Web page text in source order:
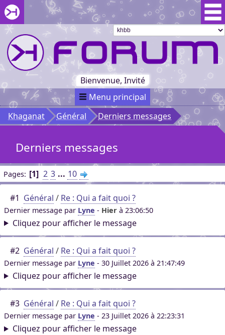
Aller au menu du forum
Aller au contenu du forum
Aller à la recherche dans le forum
Passer le
menu
Khaganat
Retour
au début
du menu
Khaganat
Bienvenue, Invité
Menu principal
Khaganat
Général Derniers messages
Derniers messages
Pages 1 2 3 ... 10
#1 Général / Re : Qui a fait quoi ?
Dernier message par Lyne - Hier à 23:06:50
Cliquez pour afficher le message
#2 Général / Re : Qui a fait quoi ?
Dernier message par Lyne - 30 Juillet 2026 à 21:47:49
Cliquez pour afficher le message
#3 Général / Re : Qui a fait quoi ?
Dernier message par Lyne - 23 Juillet 2026 à 22:23:31
Cliquez pour afficher le message